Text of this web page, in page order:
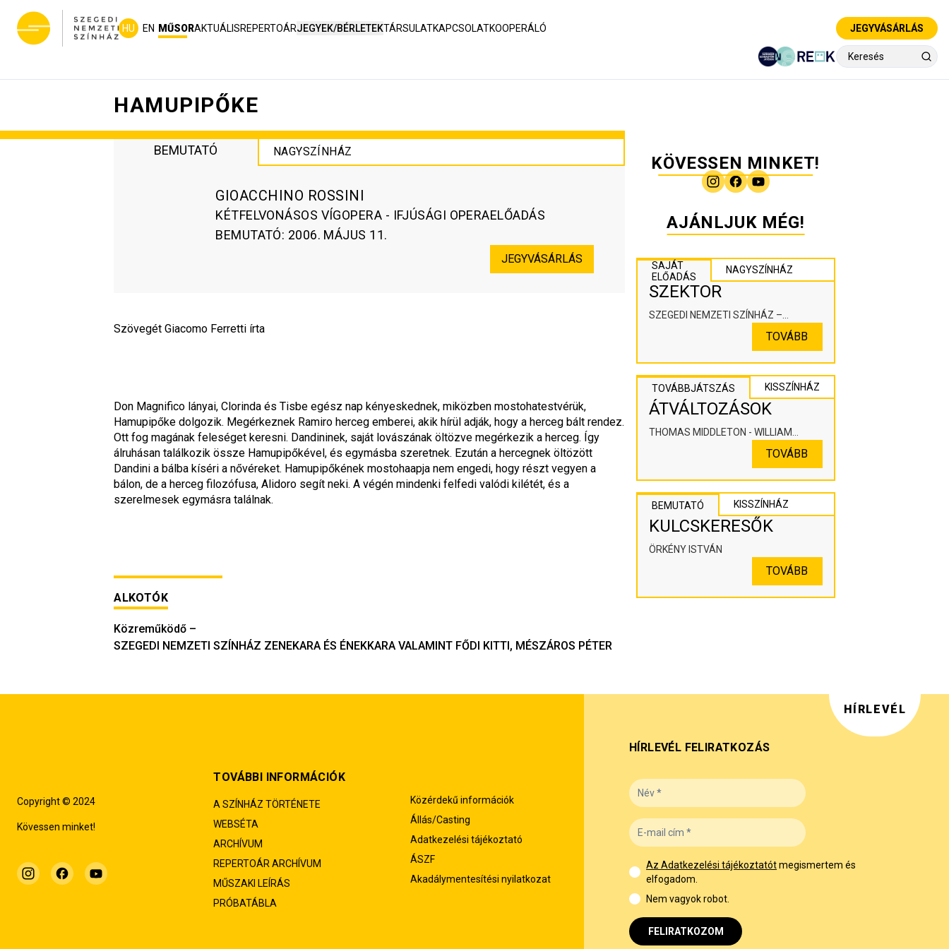
HU EN MŰSORAKTUÁLISREPERTOÁRJEGYEK/BÉRLETEKTÁRSULATKAPCSOLATKOOPERÁLÓ JEGYVÁSÁRLÁS
HAMUPIPŐKE
BEMUTATÓ NAGYSZÍNHÁZ
GIOACCHINO ROSSINI
KÉTFELVONÁSOS VÍGOPERA - IFJÚSÁGI OPERAELŐADÁS
BEMUTATÓ: 2006. MÁJUS 11.
JEGYVÁSÁRLÁS
Szövegét Giacomo Ferretti írta
Don Magnifico lányai, Clorinda és Tisbe egész nap kényeskednek, miközben mostohatestvérük,
Hamupipőke dolgozik. Megérkeznek Ramiro herceg emberei, akik hírül adják, hogy a herceg bált rendez.
Ott fog magának feleséget keresni. Dandininek, saját lovászának öltözve megérkezik a herceg. Így
álruhásan találkozik össze Hamupipőkével, és egymásba szeretnek. Ezután a hercegnek öltözött
Dandini a bálba kíséri a nővéreket. Hamupipőkének mostohaapja nem engedi, hogy részt vegyen a
bálon, de a herceg filozófusa, Alidoro segít neki. A végén mindenki felfedi valódi kilétét, és a
szerelmesek egymásra találnak.
ALKOTÓK
Közreműködő –
SZEGEDI NEMZETI SZÍNHÁZ ZENEKARA ÉS ÉNEKKARA VALAMINT FŐDI KITTI, MÉSZÁROS PÉTER
KÖVESSEN MINKET!
AJÁNLJUK MÉG!
SAJÁT
ELŐADÁS
NAGYSZÍNHÁZ
SZEKTOR
SZEGEDI NEMZETI SZÍNHÁZ –
KOOPERÁLÓ SZÍNHÁZPEDAGÓGIAI
TOVÁBB
TOVÁBBJÁTSZÁS KISSZÍNHÁZ
ÁTVÁLTOZÁSOK
THOMAS MIDDLETON - WILLIAM
TOVÁBB
BEMUTATÓ KISSZÍNHÁZ
KULCSKERESŐK
ÖRKÉNY ISTVÁN
TOVÁBB
Copyright © 2024
Kövessen minket!
TOVÁBBI INFORMÁCIÓK
A SZÍNHÁZ TÖRTÉNETE
WEBSÉTA
ARCHÍVUM
REPERTOÁR ARCHÍVUM
MŰSZAKI LEÍRÁS
PRÓBATÁBLA
Közérdekű információk
Állás/Casting
Adatkezelési tájékoztató
ÁSZF
Akadálymentesítési nyilatkozat
HÍRLEVÉL
HÍRLEVÉL FELIRATKOZÁS
Az Adatkezelési tájékoztatótmegismertem és
elfogadom.
Nem vagyok robot.
FELIRATKOZOM